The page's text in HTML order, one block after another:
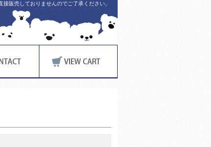
販売しておりませんのでご了承ください。